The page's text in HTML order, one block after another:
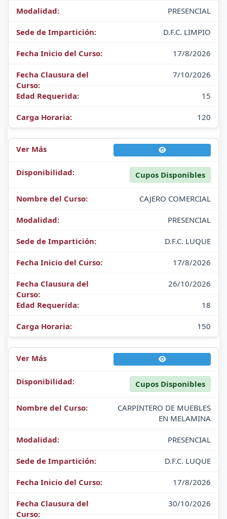
PRESENCIAL
D.F.C. LIMPIO
17/8/2026
7/10/2026
15
120
Cupos Disponibles
CAJERO COMERCIAL
PRESENCIAL
D.F.C. LUQUE
17/8/2026
26/10/2026
18
150
Cupos Disponibles
CARPINTERO DE MUEBLES
EN MELAMINA
PRESENCIAL
D.F.C. LUQUE
17/8/2026
30/10/2026